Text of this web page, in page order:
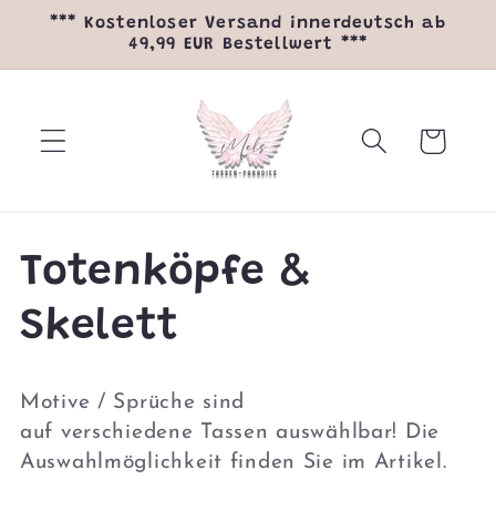
*** Kostenloser Versand innerdeutsch ab
49,99 EUR Bestellwert ***
Warenkorb
K
a
t
e
Totenköpfe &
Skelett
Motive / Sprüche sind
auf verschiedene Tassen auswählbar! Die
Auswahlmöglichkeit finden Sie im Artikel.